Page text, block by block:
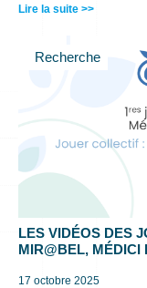
Lire la suite >>
Recherche
LES VIDÉOS DES
MIR@BEL, MÉDICI
17 octobre 2025